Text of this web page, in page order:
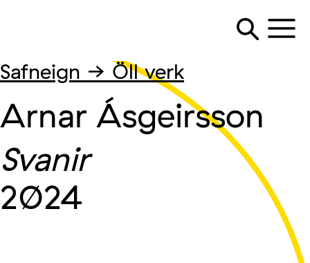
Safneign → Öll verk
Arnar Ásgeirsson
Svanir
2024